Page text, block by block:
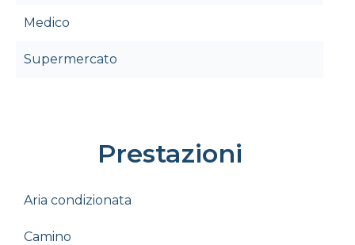
Medico
Supermercato
Prestazioni
Aria condizionata
Camino